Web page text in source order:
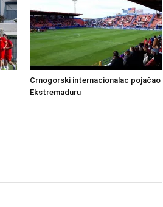
Crnogorski internacionalac pojačao
Ekstremaduru